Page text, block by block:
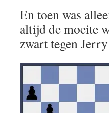
En toen was
altijd de moeite
zwart tegen